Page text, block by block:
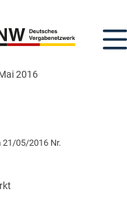
2016
05/2016 Nr.